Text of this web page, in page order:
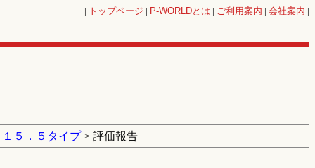
| トップページ | P-WORLDとは | ご利用案内 | 会社案内 |
５．５タイプ> 評価報告